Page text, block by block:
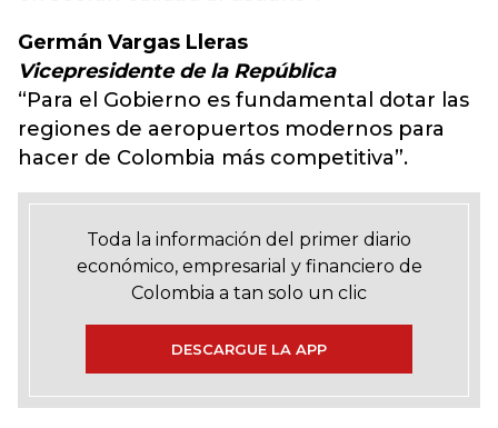
Germán Vargas Lleras
Vicepresidente de la República
“Para el Gobierno es fundamental dotar las
regiones de aeropuertos modernos para
hacer de Colombia más competitiva”.
Toda la información del primer diario
económico, empresarial y financiero de
Colombia a tan solo un clic
DESCARGUE LA APP